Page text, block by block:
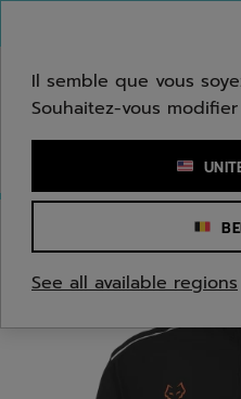
Saisir un mot clé ou un
Il semble que vous
Souhaitez-vous
See all available regions